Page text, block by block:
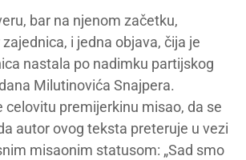
bar na njenom začetku,
i jedna objava, čija je
nastala po nadimku partijskog
Milutinovića Snajpera.
celovitu premijerkinu misao, da se
autor ovog teksta preteruje u vezi
misaonim statusom: „Sad smo